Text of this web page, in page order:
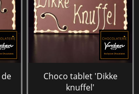
Choco tablet 'Dikke
knuffel'